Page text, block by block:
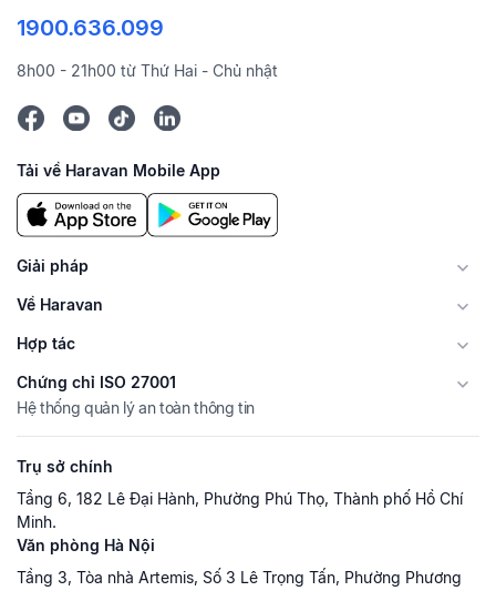
1900.636.099
8h00 - 21h00 từ Thứ Hai - Chủ nhật
Tải về Haravan Mobile App
Giải pháp
Về Haravan
Hợp tác
Chứng chỉ ISO 27001
Hệ thống quản lý an toàn thông tin
Trụ sở chính
Tầng 6, 182 Lê Đại Hành, Phường Phú Thọ, Thành phố Hồ Chí
Minh.
Văn phòng Hà Nội
Tầng 3, Tòa nhà Artemis, Số 3 Lê Trọng Tấn, Phường Phương